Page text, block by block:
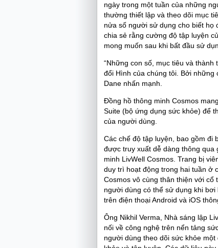
ngày trong một tuần của những
thường thiết lập và theo dõi mục
nửa số người sử dụng cho biết họ
chia sẻ rằng cường độ tập luyện
mong muốn sau khi bất đầu sử
“Những con số, mục tiêu và
đổi Hình của chúng tôi. Bởi
Dane nhấn mạnh.
Đồng hồ thông minh Cosmos
Suite (bộ ứng dụng sức khỏe) để
của người dùng.
Các chế độ tập luyện, bao gồm đi
được truy xuất dễ dàng thông qua
minh LivWell Cosmos. Trang bị
duy trì hoạt động trong hai tuần ở
Cosmos vô cùng thân thiện với
người dùng có thể sử dụng khi
trên điện thoại Android và iOS
Ông Nikhil Verma, Nhà sáng lập
nối về công nghệ trên nển tảng
người dùng theo dõi sức khỏe